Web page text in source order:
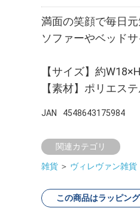
満面の笑顔で毎日
ソファーやベッド
【サイズ】約
【素材】ポリエス
JAN 4548643175984
関連カテゴリ
雑貨 ＞ ヴィレヴァン雑貨
この商品はラッピン